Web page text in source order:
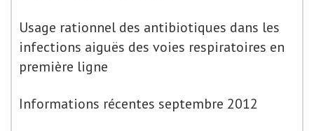
Usage rationnel des antibiotiques dans les
infections aiguës des voies respiratoires en
première ligne
Informations récentes septembre 2012